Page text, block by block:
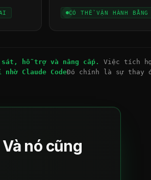
CÓ THỂ VẬN HÀNH
hỗ trợ và nâng cấp.
Việc tích
Claude CodeĐó chính là sự thay
nó cũng